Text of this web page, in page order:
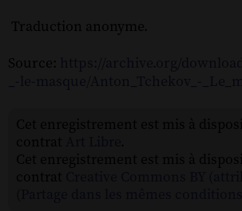
Traduction anonyme.
Source: